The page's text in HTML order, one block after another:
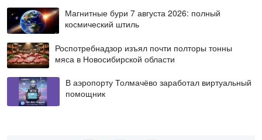
Магнитные бури 7 августа 2026: полный
космический штиль
Роспотребнадзор изъял почти полторы тонны
мяса в Новосибирской области
В аэропорту Толмачёво заработал виртуальный
помощник